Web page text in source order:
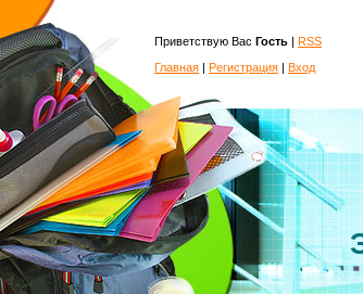
Приветствую Вас Гость | RSS
Главная | Регистрация | Вход